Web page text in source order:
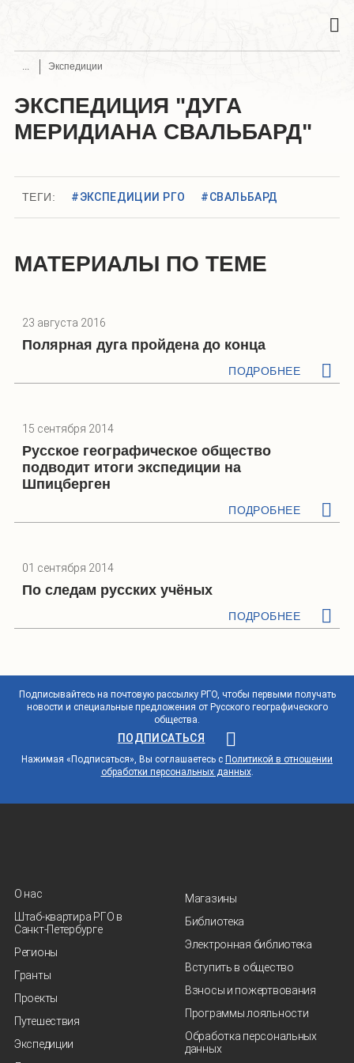
Экспедиции
ЭКСПЕДИЦИЯ "ДУГА
МЕРИДИАНА СВАЛЬБАРД"
ТЕГИ: #ЭКСПЕДИЦИИ РГО #СВАЛЬБАРД
МАТЕРИАЛЫ ПО ТЕМЕ
23 августа 2016
Полярная дуга пройдена до конца
ПОДРОБНЕЕ
15 сентября 2014
Русское географическое общество
подводит итоги экспедиции на
Шпицберген
ПОДРОБНЕЕ
01 сентября 2014
По следам русских учёных
ПОДРОБНЕЕ
Подписывайтесь на почтовую рассылку РГО, чтобы первыми получать
новости и специальные предложения от Русского географического
общества.
ПОДПИСАТЬСЯ
Нажимая «Подписаться», Вы соглашаетесь с Политикой в отношении
обработки персональных данных.
О нас
Штаб-квартира РГО в
Санкт‑Петербурге
Регионы
Гранты
Проекты
Путешествия
Экспедиции
Магазины
Библиотека
Электронная библиотека
Вступить в общество
Взносы и пожертвования
Программы лояльности
Обработка персональных
данных